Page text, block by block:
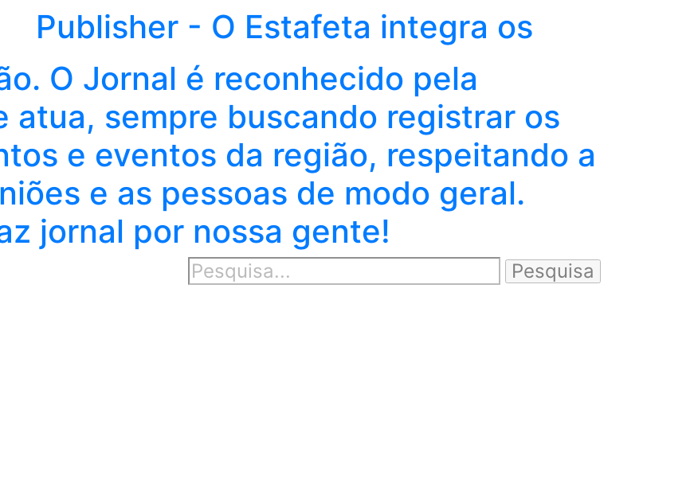
Publisher - O Estafeta integra os
O Jornal é reconhecido pela
atua, sempre buscando registrar os
e eventos da região, respeitando a
e as pessoas de modo geral.
jornal por nossa gente!